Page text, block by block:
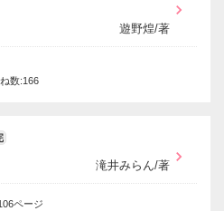
遊野煌/著
数:166
滝井みらん/著
ページ